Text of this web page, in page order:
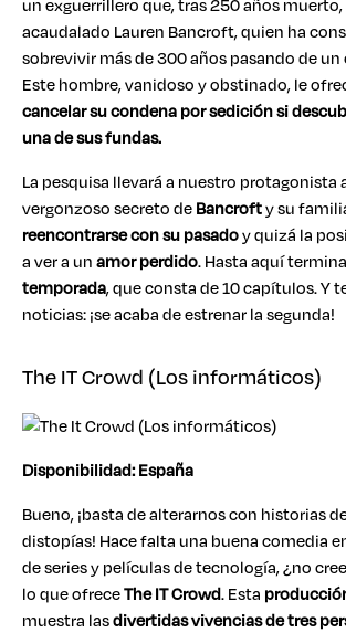
acaudalado Lauren Bancroft, quien ha
sobrevivir más de 300 años pasando de
Este hombre, vanidoso y obstinado, le
cancelar su condena por sedición si
una de sus fundas.
La pesquisa llevará a nuestro protagonista
vergonzoso secreto deBancrofty su
reencontrarse con su pasadoy quizá la
a ver a unamor perdido. Hasta aquí
temporada, que consta de 10 capítulos. Y
noticias: ¡se acaba de estrenar la segunda!
The IT Crowd (Los informáticos)
Disponibilidad: España
Bueno, ¡basta de alterarnos con historias
distopías! Hace falta una buena comedia
de series y películas de tecnología, ¿no
lo que ofreceThe IT Crowd. Esta
muestra lasdivertidas vivencias de tres